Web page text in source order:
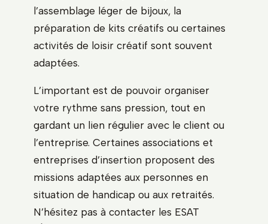
l’assemblage léger de bijoux, la
préparation de kits créatifs ou certaines
activités de loisir créatif sont souvent
adaptées.
L’important est de pouvoir organiser
votre rythme sans pression, tout en
gardant un lien régulier avec le client ou
l’entreprise. Certaines associations et
entreprises d’insertion proposent des
missions adaptées aux personnes en
situation de handicap ou aux retraités.
N’hésitez pas à contacter les ESAT